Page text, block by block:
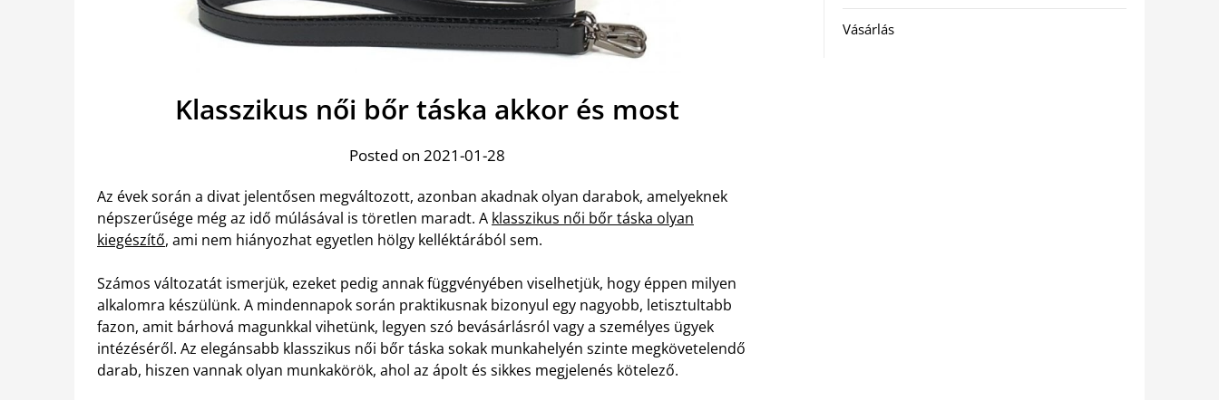
Klasszikus női bőr táska akkor és most
Posted on 2021-01-28
Az évek során a divat jelentősen megváltozott, azonban akadnak olyan darabok, amelyeknek
népszerűsége még az idő múlásával is töretlen maradt. A klasszikus női bőr táska olyan
kiegészítő, ami nem hiányozhat egyetlen hölgy kelléktárából sem.
Számos változatát ismerjük, ezeket pedig annak függvényében viselhetjük, hogy éppen milyen
alkalomra készülünk. A mindennapok során praktikusnak bizonyul egy nagyobb, letisztultabb
fazon, amit bárhová magunkkal vihetünk, legyen szó bevásárlásról vagy a személyes ügyek
intézéséről. Az elegánsabb klasszikus női bőr táska sokak munkahelyén szinte megkövetelendő
darab, hiszen vannak olyan munkakörök, ahol az ápolt és sikkes megjelenés kötelező.
Vásárlás